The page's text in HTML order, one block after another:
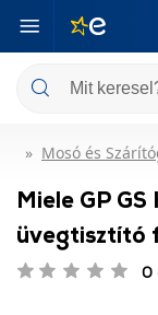
Mosó és
Miele GP
üvegtisztító
0